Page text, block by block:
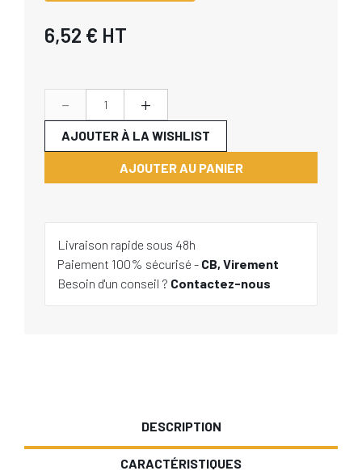
6,52 € HT
- +
AJOUTER AU PANIER
AJOUTER À LA WISHLIST
Livraison rapide sous 48h
Paiement 100% sécurisé - CB, Virement
Besoin d'un conseil ? Contactez-nous
DESCRIPTION
CARACTÉRISTIQUES